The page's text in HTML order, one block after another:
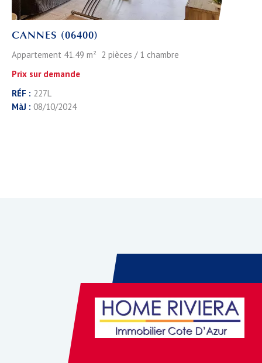
CANNES (06400)
Appartement 41.49 m² 2 pièces / 1 chambre
Prix sur demande
RÉF : 227L
MàJ : 08/10/2024